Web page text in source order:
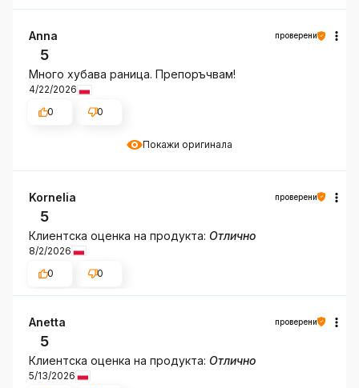
Покажи оригинала
Anna проверени
5
Много хубава раница. Препоръчвам!
4/22/2026
0
0
Kornelia проверени
5
Клиентска оценка на продукта: Отлично
8/2/2026
0
0
Anetta проверени
5
Клиентска оценка на продукта: Отлично
5/13/2026